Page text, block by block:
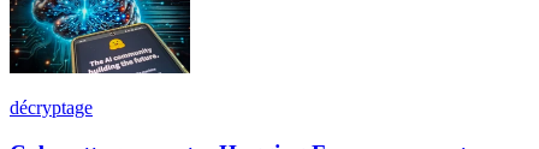
décryptage